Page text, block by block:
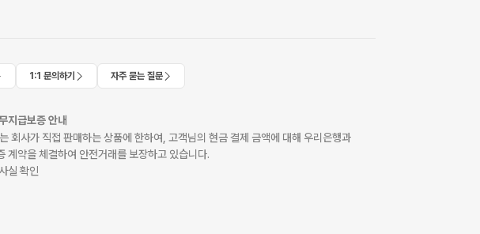
1:1 문의하기 자주 묻는 질문
지급보증 안내
회사가 직접 판매하는 상품에 한하여, 고객님의 현금 결제 금액에 대해 우리은행과
계약을 체결하여 안전거래를 보장하고 있습니다.
실 확인